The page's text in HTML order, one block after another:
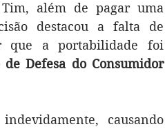
destacou a falta de
que a portabilidade foi
de Defesa do Consumidor
causando